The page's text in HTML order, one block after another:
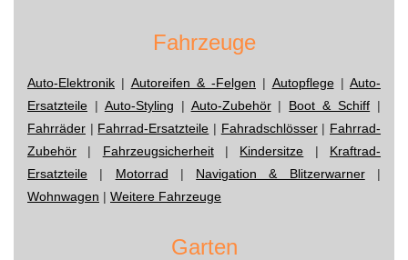
Fahrzeuge
Auto-Elektronik | Autoreifen & -Felgen | Autopflege| Auto-
Ersatzteile | Auto-Styling | Auto-Zubehör| Boot & Schiff |
Fahrräder | Fahrrad-Ersatzteile | Fahradschlösser| Fahrrad-
Zubehör | Fahrzeugsicherheit| Kindersitze | Kraftrad-
Ersatzteile | Motorrad | Navigation & Blitzerwarner|
Wohnwagen | Weitere Fahrzeuge
Garten